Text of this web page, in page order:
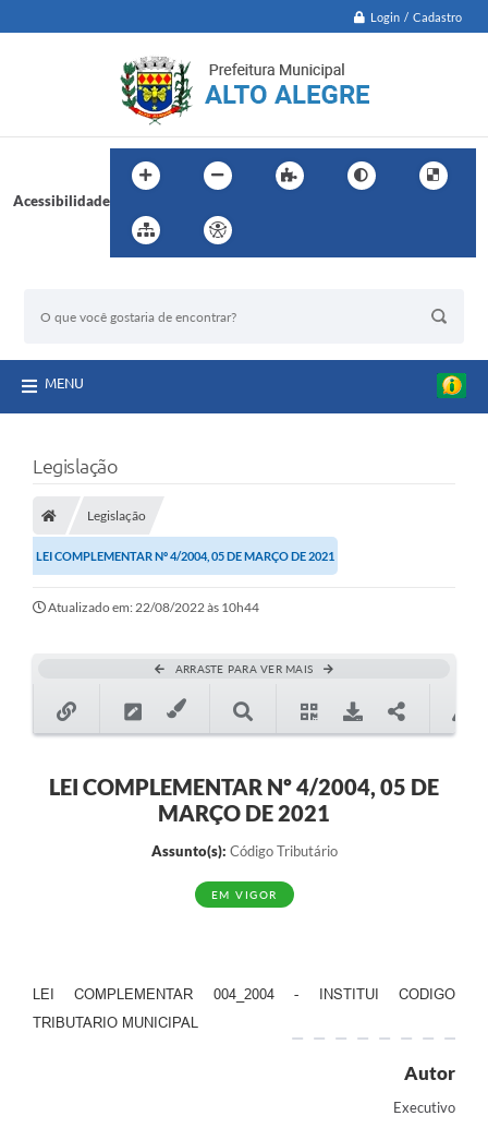
Login / Cadastro
Acessibilidade
MENU
Legislação
Legislação
LEI COMPLEMENTAR Nº 4/2004, 05 DE MARÇO DE 2021
Atualizado em: 22/08/2022 às 10h44
ARRASTE PARA VER MAIS
LEI COMPLEMENTAR Nº 4/2004, 05 DE
MARÇO DE 2021
Assunto(s): Código Tributário
EM VIGOR
LEI COMPLEMENTAR 004_2004 - INSTITUI CODIGO
TRIBUTARIO MUNICIPAL
Autor
Executivo